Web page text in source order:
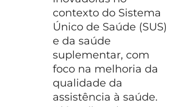
contexto do Sistema
Único de Saúde (SUS)
e da saúde
suplementar, com
foco na melhoria da
qualidade da
assistência à saúde.